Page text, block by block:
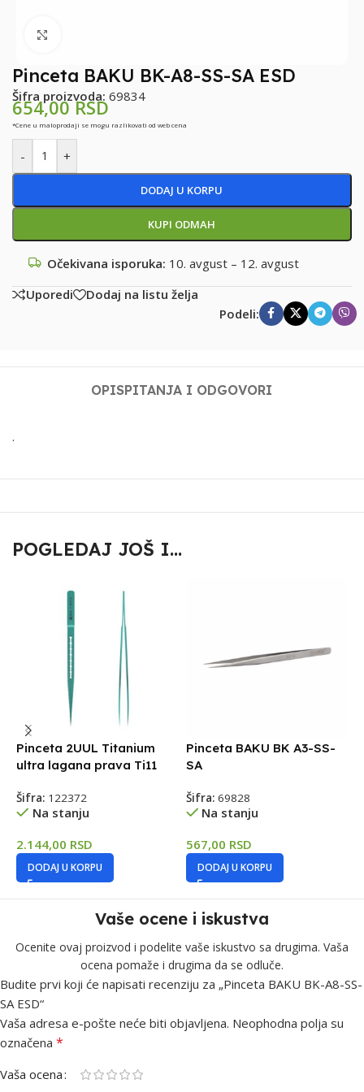
Pinceta BAKU BK-A8-SS-SA ESD
Šifra proizvoda: 69834
654,00RSD
*Cene u maloprodaji se mogu razlikovati od web cena
- +
DODAJ U KORPU
KUPI ODMAH
Očekivana isporuka: 10. avgust – 12. avgust
Uporedi
Dodaj na listu želja
Podeli:
OPISPITANJA I ODGOVORI
.
POGLEDAJ JOŠ I...
Pinceta 2UUL Titanium
ultra lagana prava Ti11
Šifra: 122372
Na stanju
2.144,00 RSD
DODAJ U KORPU
Pinceta BAKU BK A3-SS-
SA
Šifra: 69828
Na stanju
567,00 RSD
DODAJ U KORPU
Vaše ocene i iskustva
Ocenite ovaj proizvod i podelite vaše iskustvo sa drugima. Vaša
ocena pomaže i drugima da se odluče.
Budite prvi koji će napisati recenziju za „Pinceta BAKU BK-A8-SS-
SA ESD“
Vaša adresa e-pošte neće biti objavljena. Neophodna polja su
označena *
Vaša ocena